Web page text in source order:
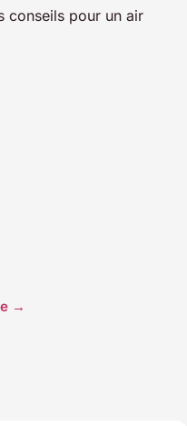
conseils pour un air
→